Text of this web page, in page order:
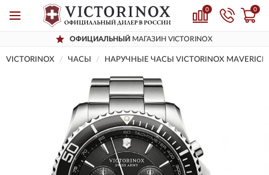
0 0
ОФИЦИАЛЬНЫЙ МАГАЗИН VICTORINOX
VICTORINOX ЧАСЫ НАРУЧНЫЕ ЧАСЫ VICTORINOX MAVERICK